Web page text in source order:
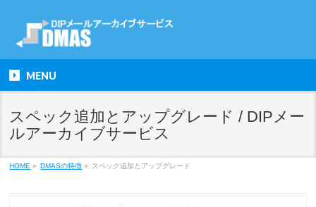
MENU
スペック追加とアップグレード / DIPメー
ルアーカイブサービス
HOME » DMASの特徴 » スペック追加とアップグレード